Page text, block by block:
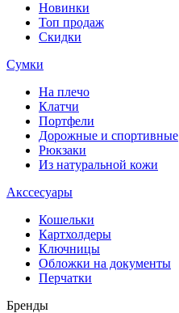
Новинки
Топ продаж
Скидки
Сумки
На плечо
Клатчи
Портфели
Дорожные и спортивные
Рюкзаки
Из натуральной кожи
Акссесуары
Кошельки
Картхолдеры
Ключницы
Обложки на документы
Перчатки
Бренды